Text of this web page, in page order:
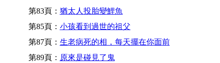
第83頁： 猶太人投胎變鯉魚
第85頁： 小孩看到過世的祖父
第87頁： 生老病死的相，每天擺在你面前
第89頁： 原來是碰見了鬼